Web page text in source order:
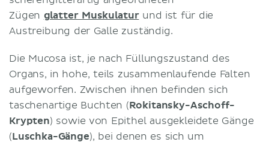
Zügen glatter Muskulatur und ist für die
Austreibung der Galle zuständig.
Die Mucosa ist, je nach Füllungszustand des
Organs, in hohe, teils zusammenlaufende Falten
aufgeworfen. Zwischen ihnen befinden sich
taschenartige Buchten (Rokitansky-Aschoff-
Krypten) sowie von Epithel ausgekleidete Gänge
(Luschka-Gänge), bei denen es sich um